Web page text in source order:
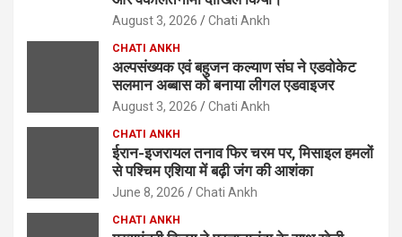
August 3, 2026 Chati Ankh
CHATI ANKH
अल्पसंख्यक एवं बहुजन कल्याण संघ ने एडवोकेट
सलमान अब्बास को बनाया लीगल एडवाइजर
August 3, 2026 Chati Ankh
CHATI ANKH
ईरान-इजरायल तनाव फिर चरम पर, मिसाइल हमलों
से पश्चिम एशिया में बढ़ी जंग की आशंका
June 8, 2026 Chati Ankh
CHATI ANKH